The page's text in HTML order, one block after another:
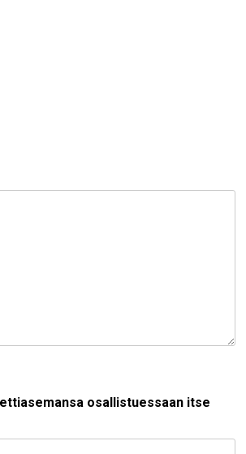
osallistuessaan itse